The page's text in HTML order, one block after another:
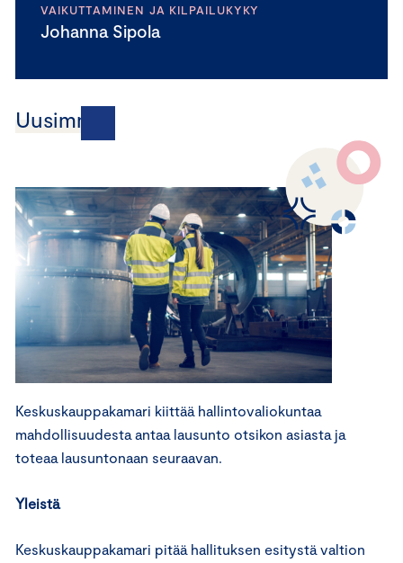
VAIKUTTAMINEN JA KILPAILUKYKY
Johanna Sipola
Uusimmat
Keskuskauppakamari kiittää hallintovaliokuntaa
mahdollisuudesta antaa lausunto otsikon asiasta ja
toteaa lausuntonaan seuraavan.
Yleistä
Keskuskauppakamari pitää hallituksen esitystä valtion